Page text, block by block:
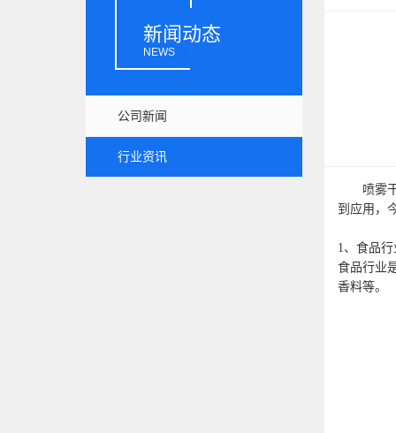
新闻动态
NEWS
公司新闻
行业资讯
喷雾干
到应用，
1、食品行
食品行业
香料等。